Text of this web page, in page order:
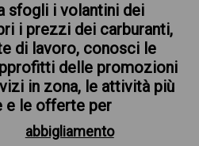
sfogli i volantini dei
i prezzi dei carburanti,
di lavoro, conosci le
delle promozioni
in zona, le attività più
e le offerte per
abbigliamento